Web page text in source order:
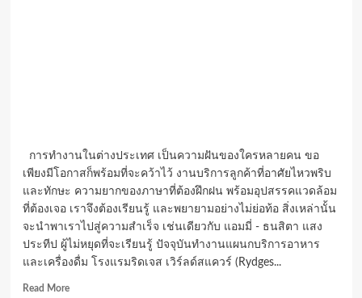
การทำงานในต่างประเทศ เป็นความฝันของใครหลายคน ขอ
เพียงมีโอกาสก็พร้อมที่จะคว้าไว้ งานบริการลูกค้าที่อาศัยไหวพริบ
และทักษะ ความยากของภาษาที่ต้องฝึกฝน พร้อมอุปสรรคแวดล้อม
ที่ต้องเจอ เราจึงต้องเรียนรู้ และพยายามอย่างไม่ย่อท้อ สิ่งเหล่านั้น
จะนำพาเราไปสู่ความสำเร็จ เช่นเดียวกับ แอมมี่ - ธนสิตา แสง
ประทีป ผู้ไม่หยุดที่จะเรียนรู้ ปัจจุบันทำงานแผนกบริการอาหาร
และเครื่องดื่ม โรงแรมริดเจส เวิร์ลด์สแควร์ (Rydges...
Read MoreRead